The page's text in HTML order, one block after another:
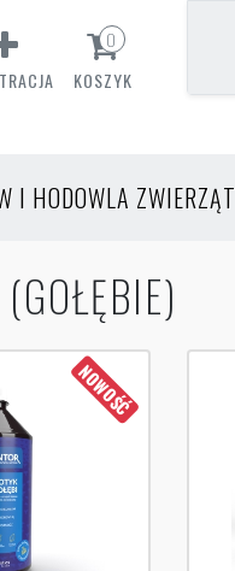
KOSZYK
0
I HODOWLA ZWIERZĄT
NOWOŚĆ